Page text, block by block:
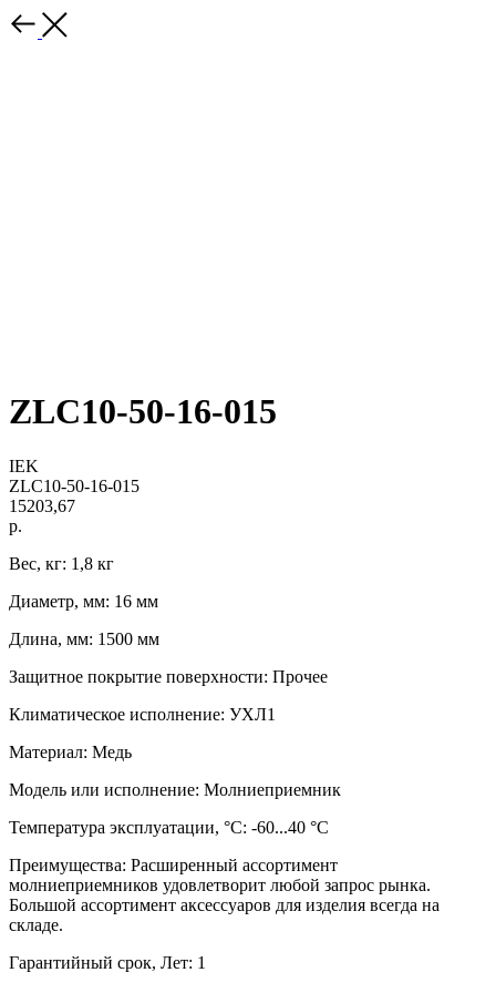
ZLC10-50-16-015
IEK
ZLC10-50-16-015
15203,67
р.
Вес, кг: 1,8 кг
Диаметр, мм: 16 мм
Длина, мм: 1500 мм
Защитное покрытие поверхности: Прочее
Климатическое исполнение: УХЛ1
Материал: Медь
Модель или исполнение: Молниеприемник
Температура эксплуатации, °C: -60...40 °C
Преимущества: Расширенный ассортимент
молниеприемников удовлетворит любой запрос рынка.
Большой ассортимент аксессуаров для изделия всегда на
складе.
Гарантийный срок, Лет: 1